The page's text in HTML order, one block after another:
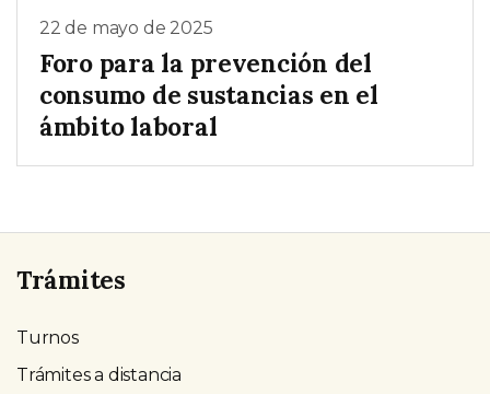
22 de mayo de 2025
Foro para la prevención del
consumo de sustancias en el
ámbito laboral
Trámites
Turnos
Trámites a distancia